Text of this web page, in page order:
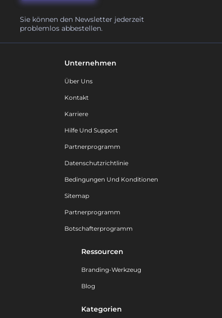
Sie können den Newsletter jederzeit
problemlos abbestellen.
Unternehmen
Über Uns
Kontakt
Karriere
Hilfe Und Support
Partnerprogramm
Datenschutzrichtlinie
Bedingungen Und Konditionen
Sitemap
Partnerprogramm
Botschafterprogramm
Ressourcen
Branding-Werkzeug
Blog
Kategorien